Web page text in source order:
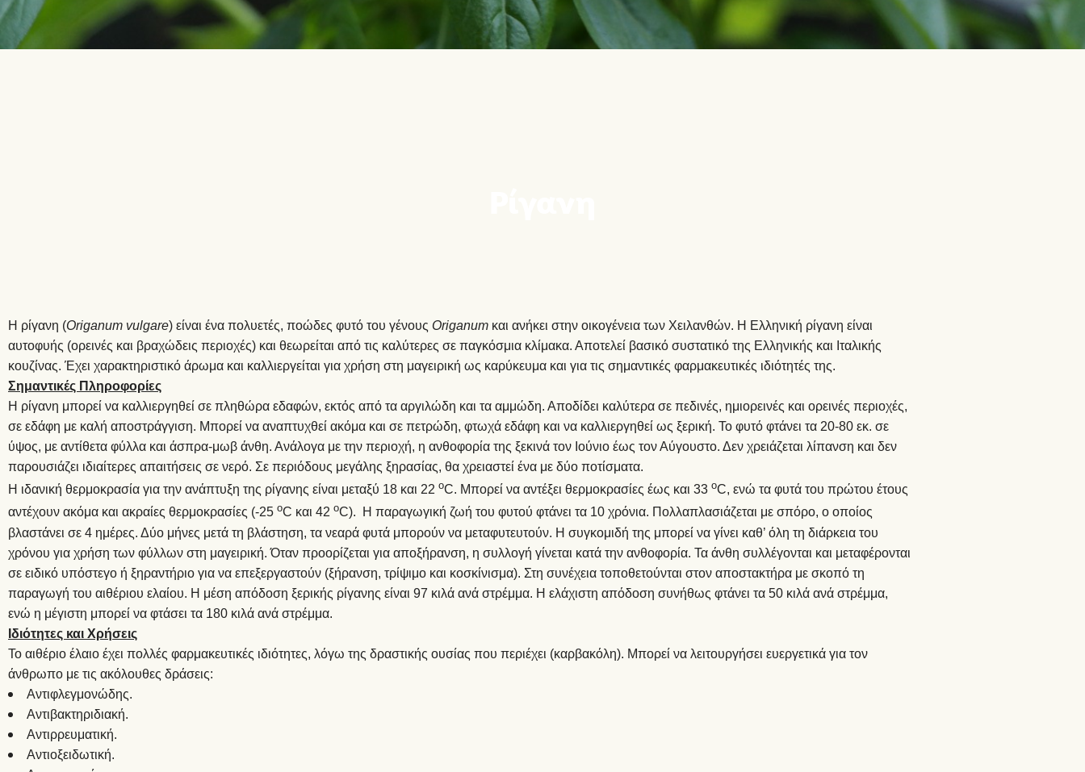
Η ρίγανη (Origanum vulgare) είναι ένα πολυετές, ποώδες φυτό του γένους Origanum και ανήκει στην οικογένεια των Χειλανθών. Η Ελληνική ρίγανη είναι
αυτοφυής (ορεινές και βραχώδεις περιοχές) και θεωρείται από τις καλύτερες σε παγκόσμια κλίμακα. Αποτελεί βασικό συστατικό της Ελληνικής και Ιταλικής
κουζίνας. Έχει χαρακτηριστικό άρωμα και καλλιεργείται για χρήση στη μαγειρική ως καρύκευμα και για τις σημαντικές φαρμακευτικές ιδιότητές της.
Σημαντικές Πληροφορίες
Η ρίγανη μπορεί να καλλιεργηθεί σε πληθώρα εδαφών, εκτός από τα αργιλώδη και τα αμμώδη. Αποδίδει καλύτερα σε πεδινές, ημιορεινές και ορεινές περιοχές,
σε εδάφη με καλή αποστράγγιση. Μπορεί να αναπτυχθεί ακόμα και σε πετρώδη, φτωχά εδάφη και να καλλιεργηθεί ως ξερική. Το φυτό φτάνει τα 20-80 εκ. σε
ύψος, με αντίθετα φύλλα και άσπρα-μωβ άνθη. Ανάλογα με την περιοχή, η ανθοφορία της ξεκινά τον Ιούνιο έως τον Αύγουστο. Δεν χρειάζεται λίπανση και δεν
παρουσιάζει ιδιαίτερες απαιτήσεις σε νερό. Σε περιόδους μεγάλης ξηρασίας, θα χρειαστεί ένα με δύο ποτίσματα.
Η ιδανική θερμοκρασία για την ανάπτυξη της ρίγανης είναι μεταξύ 18 και 22 οC. Μπορεί να αντέξει θερμοκρασίες έως και 33 οC, ενώ τα φυτά του πρώτου έτους
αντέχουν ακόμα και ακραίες θερμοκρασίες (-25 οC και 42 οC). Η παραγωγική ζωή του φυτού φτάνει τα 10 χρόνια. Πολλαπλασιάζεται με σπόρο, ο οποίος
βλαστάνει σε 4 ημέρες. Δύο μήνες μετά τη βλάστηση, τα νεαρά φυτά μπορούν να μεταφυτευτούν. Η συγκομιδή της μπορεί να γίνει καθ’ όλη τη διάρκεια του
χρόνου για χρήση των φύλλων στη μαγειρική. Όταν προορίζεται για αποξήρανση, η συλλογή γίνεται κατά την ανθοφορία. Τα άνθη συλλέγονται και μεταφέρονται
σε ειδικό υπόστεγο ή ξηραντήριο για να επεξεργαστούν (ξήρανση, τρίψιμο και κοσκίνισμα). Στη συνέχεια τοποθετούνται στον αποστακτήρα με σκοπό τη
παραγωγή του αιθέριου ελαίου. Η μέση απόδοση ξερικής ρίγανης είναι 97 κιλά ανά στρέμμα. Η ελάχιστη απόδοση συνήθως φτάνει τα 50 κιλά ανά στρέμμα,
ενώ η μέγιστη μπορεί να φτάσει τα 180 κιλά ανά στρέμμα.
Ιδιότητες και Χρήσεις
Το αιθέριο έλαιο έχει πολλές φαρμακευτικές ιδιότητες, λόγω της δραστικής ουσίας που περιέχει (καρβακόλη). Μπορεί να λειτουργήσει ευεργετικά για τον
άνθρωπο με τις ακόλουθες δράσεις:
Αντιφλεγμονώδης.
Αντιβακτηριδιακή.
Αντιρρευματική.
Αντιοξειδωτική.